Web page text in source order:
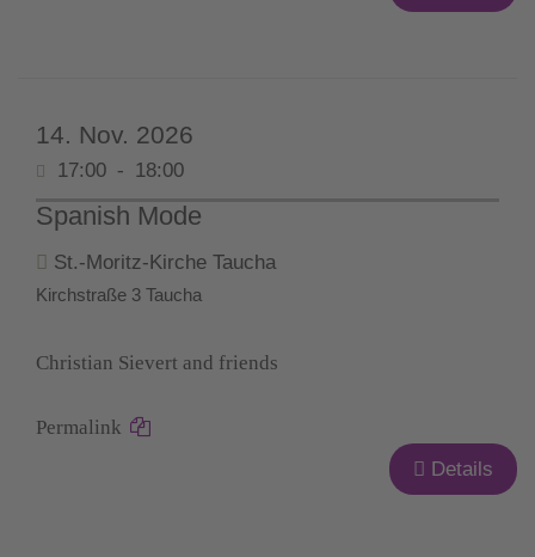
14. Nov. 2026
17:00 - 18:00
Spanish Mode
St.-Moritz-Kirche Taucha
Kirchstraße 3 Taucha
Christian Sievert and friends
Permalink
Details